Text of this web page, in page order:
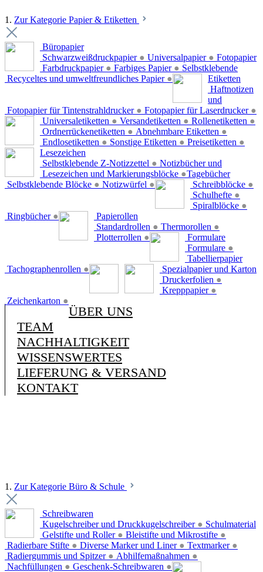
1. Zur Kategorie Papier & Etiketten
Büropapier
Schwarzweißdruckpapier ● Universalpapier ●
Farbdruckpapier ● Farbiges Papier ●
Recyceltes und umweltfreundliches Papier ●
Fotopapier
Fotopapier für Tintenstrahldrucker ● Fotopapier für Laserdrucker ●
Selbstklebende
Etiketten
Universaletiketten ● Versandetiketten ● Rollenetiketten ●
Ordnerrückenetiketten ● Abnehmbare Etiketten ●
Endlosetiketten ● Sonstige Etiketten ● Preisetiketten ●
Haftnotizen
und
Lesezeichen
Selbstklebende Z-Notizzettel ●
Lesezeichen und Markierungsblöcke ●
Selbstklebende Blöcke ● Notizwürfel ●
Notizbücher und
Tagebücher
Schreibblöcke ●
Schulhefte ●
Spiralblöcke ●
Ringbücher ●
Papierollen
Standardrollen ● Thermorollen ●
Plotterrollen ●
Formulare
Formulare ●
Tachographenrollen ●
Tabellierpapier
Spezialpapier und Karton
Druckerfolien ●
Krepppapier ●
Zeichenkarton ●
ÜBER UNS
TEAM
NACHHALTIGKEIT
WISSENSWERTES
LIEFERUNG & VERSAND
KONTAKT
1. Zur Kategorie Büro & Schule
Schreibwaren
Kugelschreiber und Druckkugelschreiber ●
Gelstifte und Roller ● Bleistifte und Mikrostifte ●
Radierbare Stifte ● Diverse Marker und Liner ● Textmarker ●
Radiergummis und Spitzer ● Abhilfemaßnahmen ●
Nachfüllungen ● Geschenk-Schreibwaren ●
Schulmaterial